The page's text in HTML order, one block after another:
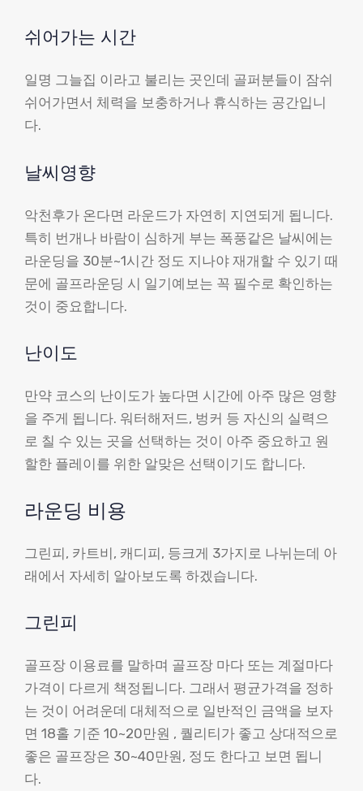
쉬어가는 시간
일명 그늘집 이라고 불리는 곳인데 골퍼분들이 잠쉬
쉬어가면서 체력을 보충하거나 휴식하는 공간입니
다.
날씨영향
악천후가 온다면 라운드가 자연히 지연되게 됩니다.
특히 번개나 바람이 심하게 부는 폭풍같은 날씨에는
라운딩을 30분~1시간 정도 지나야 재개할 수 있기 때
문에 골프라운딩 시 일기예보는 꼭 필수로 확인하는
것이 중요합니다.
난이도
만약 코스의 난이도가 높다면 시간에 아주 많은 영향
을 주게 됩니다. 워터해저드, 벙커 등 자신의 실력으
로 칠 수 있는 곳을 선택하는 것이 아주 중요하고 원
할한 플레이를 위한 알맞은 선택이기도 합니다.
라운딩 비용
그린피, 카트비, 캐디피, 등크게 3가지로 나뉘는데 아
래에서 자세히 알아보도록 하겠습니다.
그린피
골프장 이용료를 말하며 골프장 마다 또는 계절마다
가격이 다르게 책정됩니다. 그래서 평균가격을 정하
는 것이 어려운데 대체적으로 일반적인 금액을 보자
면 18홀 기준 10~20만원 , 퀄리티가 좋고 상대적으로
좋은 골프장은 30~40만원, 정도 한다고 보면 됩니
다.